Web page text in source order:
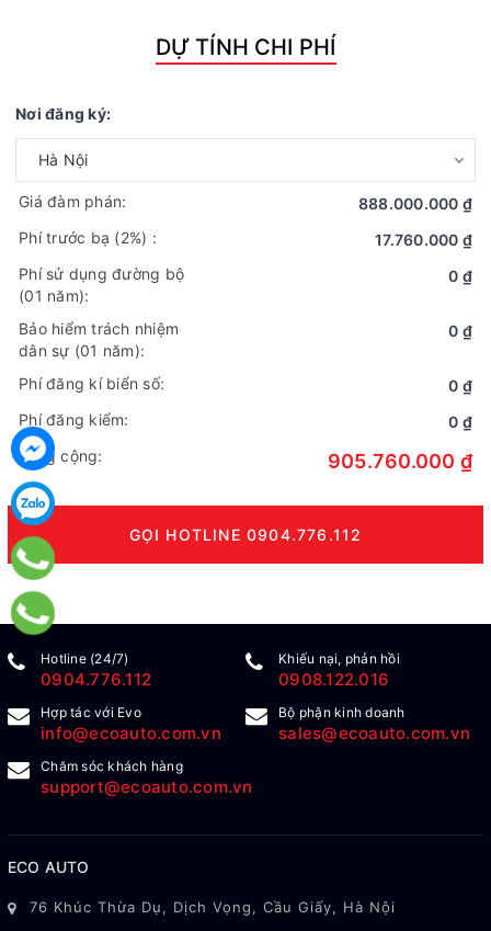
DỰ TÍNH CHI PHÍ
Nơi đăng ký:
Giá đàm phán:
888.000.000 ₫
Phí trước bạ (2%) :
17.760.000 ₫
Phí sử dụng đường bộ
(01 năm):
0 ₫
Bảo hiểm trách nhiệm
dân sự (01 năm):
0 ₫
Phí đăng kí biển số:
0 ₫
Phí đăng kiểm:
0 ₫
Tổng cộng:
905.760.000 ₫
GỌI HOTLINE 0904.776.112
Hotline (24/7)
0904.776.112
Khiếu nại, phản hồi
0908.122.016
Hợp tác với Evo
info@ecoauto.com.vn
Bộ phận kinh doanh
sales@ecoauto.com.vn
Chăm sóc khách hàng
support@ecoauto.com.vn
ECO AUTO
76 Khúc Thừa Dụ, Dịch Vọng, Cầu Giấy, Hà Nội